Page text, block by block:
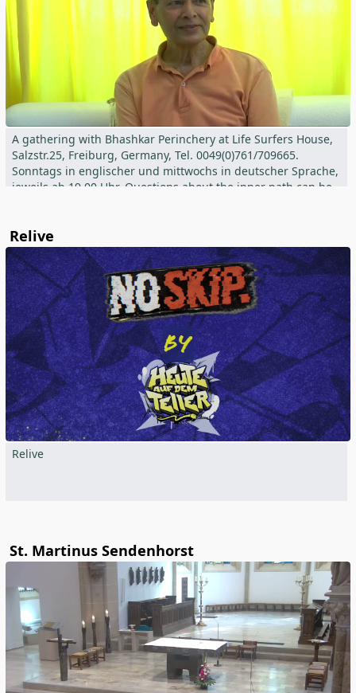
A gathering with Bhashkar Perinchery at Life Surfers House,
Salzstr.25, Freiburg, Germany, Tel. 0049(0)761/709665.
Sonntags in englischer und mittwochs in deutscher Sprache,
jeweils ab 19.00 Uhr. Questions about the inner path can be
Relive
Relive
St. Martinus Sendenhorst